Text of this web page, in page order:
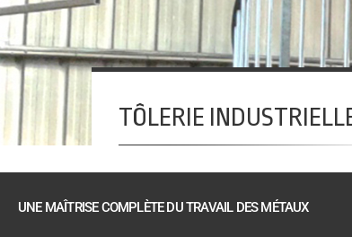
TÔLERIE
UNE MAÎTRISE COMPLÈTE DU TRAVAIL DES MÉTAUX